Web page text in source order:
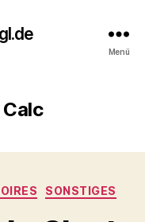
Menü
Calc
SONSTIGES